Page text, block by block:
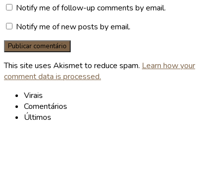
Notify me of follow-up comments by email.
Notify me of new posts by email.
This site uses Akismet to reduce spam. Learn how your
comment data is processed.
Virais
Comentários
Últimos